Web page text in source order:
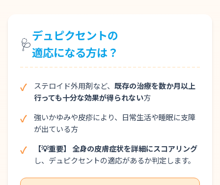
🩺デュピクセントの
適応になる方は？
ステロイド外用剤など、 既存の治療を数か月以上
行っても十分な効果が得られない方
強いかゆみや皮疹により、日常生活や睡眠に支障
が出ている方
【💡重要】
全身の皮膚症状を詳細にスコアリング
し、デュピクセントの適応があるか判定します。